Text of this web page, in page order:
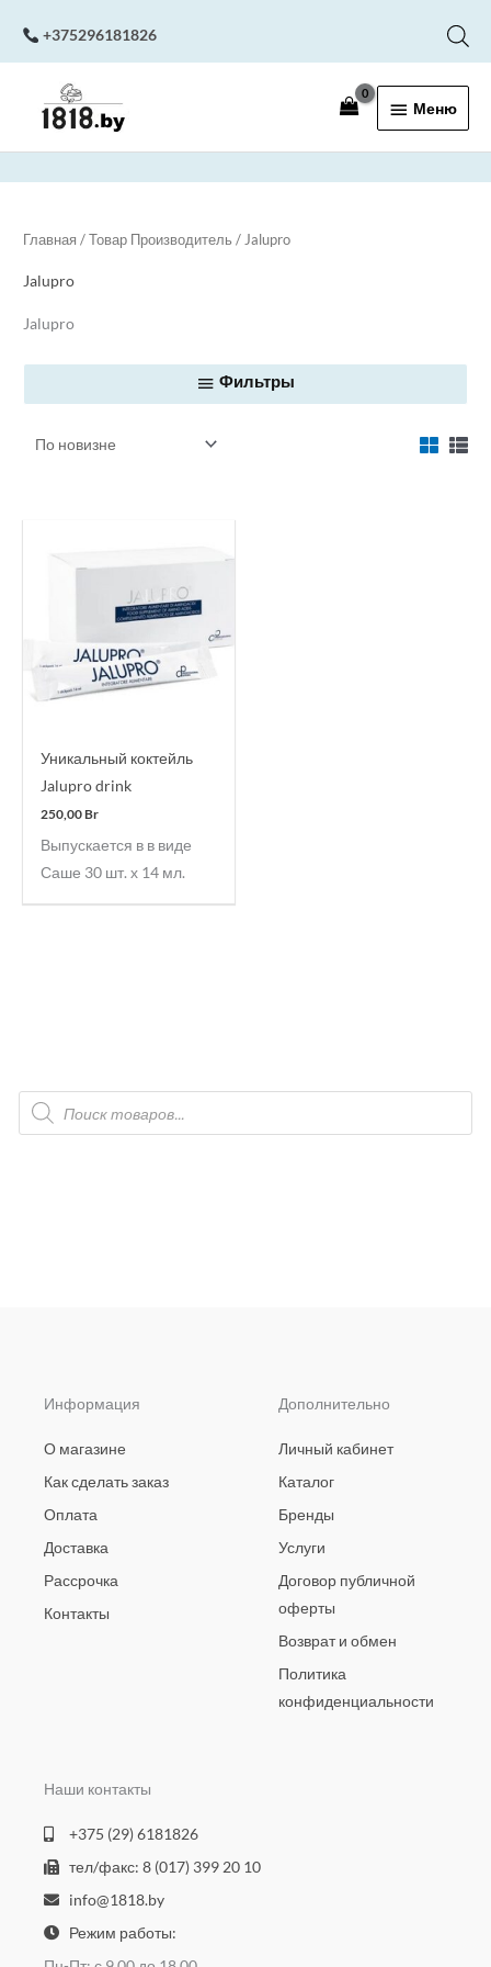
содержимому
+375296181826
Меню
Меню
П
с
Главная / Товар Производитель / Jalupro
Jalupro
Jalupro
Фильтры
Уникальный коктейль
Jalupro drink
250,00Br
Выпускается в в виде
Саше 30 шт. х 14 мл.
Информация
О магазине
Как сделать заказ
Оплата
Доставка
Рассрочка
Контакты
Дополнительно
Личный кабинет
Каталог
Бренды
Услуги
Договор публичной
оферты
Возврат и обмен
Политика
конфиденциальности
Наши контакты
+375 (29) 6181826
тел/факс: 8 (017) 399 20 10
info@1818.by
Режим работы: